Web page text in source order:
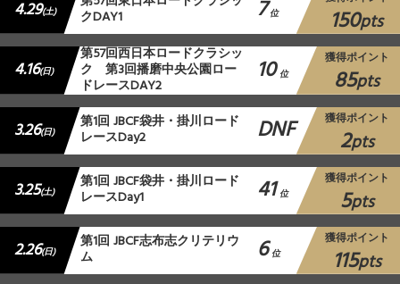
4.29(土) クDAY1 7 位 150pts
4.16(日)
第57回西日本ロードクラシッ
ク 第3回播磨中央公園ロー
ドレースDAY2 10 位
獲得ポイント
85pts
3.26(日) 第1回 JBCF袋井・掛川ロード
レースDay2 DNF 獲得ポイント
2pts
3.25(土) 第1回 JBCF袋井・掛川ロード
レースDay1 41 位
獲得ポイント
5pts
2.26(日) 第1回 JBCF志布志クリテリウ
ム 6 位
獲得ポイント
115pts